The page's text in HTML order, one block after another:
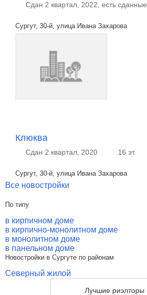
Сдан 2 квартал, 2022, есть сданные
Сургут, 30-й, улица Ивана Захарова
Клюква
Сдан 2 квартал, 2020 16 эт.
Сургут, 30-й, улица Ивана Захарова
Все новостройки
По типу
в кирпичном доме
в кирпично-монолитном доме
в монолитном доме
в панельном доме
Новостройки в Сургуте по районам
Северный жилой
Лучшие риэлторы